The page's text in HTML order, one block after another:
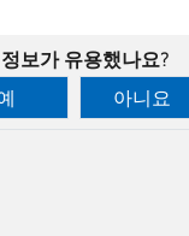
보가 유용했나요?
아니요